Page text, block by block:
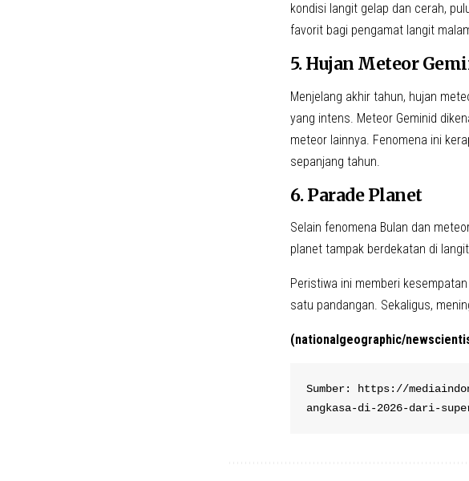
kondisi langit gelap dan cerah,
favorit bagi pengamat langit
5. Hujan Meteor
Menjelang akhir tahun, hujan
yang intens. Meteor Geminid
meteor lainnya. Fenomena ini
sepanjang tahun.
6. Parade Planet
Selain fenomena Bulan dan
planet tampak berdekatan di
Peristiwa ini memberi
satu pandangan. Sekaligus,
(nationalgeographic/
Sumber: https://
angkasa-di-2026-dari-